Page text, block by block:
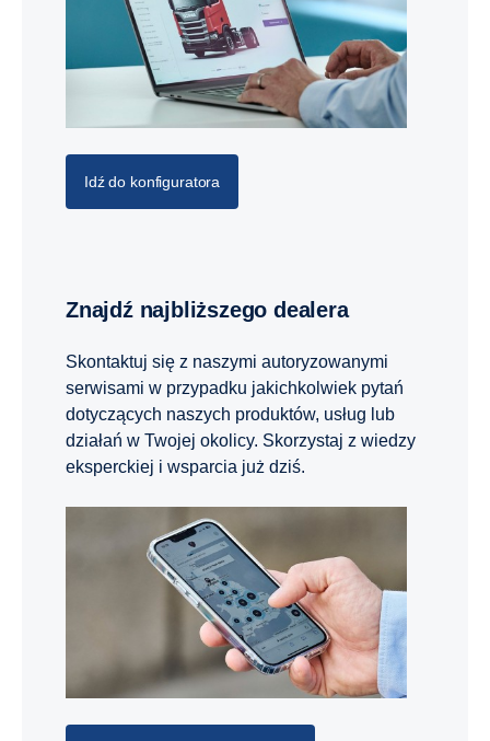
Idź do konfiguratora
Znajdź najbliższego dealera
Skontaktuj się z naszymi autoryzowanymi
serwisami w przypadku jakichkolwiek pytań
dotyczących naszych produktów, usług lub
działań w Twojej okolicy. Skorzystaj z wiedzy
eksperckiej i wsparcia już dziś.